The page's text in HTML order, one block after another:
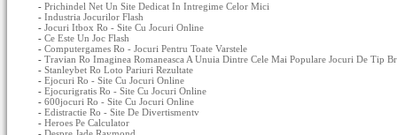
- Prichindel Net Un Site Dedicat In Intregime Celor Mici
- Industria Jocurilor Flash
- Jocuri Itbox Ro - Site Cu Jocuri Online
- Ce Este Un Joc Flash
- Computergames Ro - Jocuri Pentru Toate Varstele
- Travian Ro Imaginea Romaneasca A Unuia Dintre Cele Mai Populare Jocuri De Tip
- Stanleybet Ro Loto Pariuri Rezultate
- Ejocuri Ro - Site Cu Jocuri Online
- Ejocurigratis Ro - Site Cu Jocuri Online
- 600jocuri Ro - Site Cu Jocuri Online
- Edistractie Ro - Site De Divertismentv
- Heroes Pe Calculator